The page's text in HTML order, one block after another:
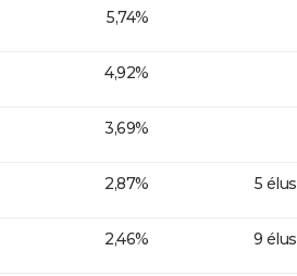
5,74%
4,92%
3,69%
2,87% 5 élus
2,46% 9 élus